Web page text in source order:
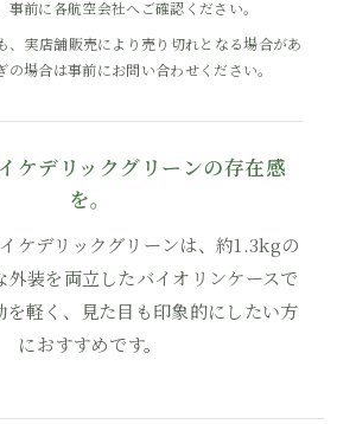
事前に各航空会社へご確認ください。
、実店舗販売により売り切れとなる場合があ
の場合は事前にお問い合わせください。
ケデリックグリーンの存在感
を。
ケデリックグリーンは、約1.3kgの
外装を両立したバイオリンケースで
を軽く、見た目も印象的にしたい方
におすすめです。